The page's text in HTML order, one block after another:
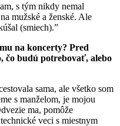
s tým nikdy nemal
mužské a ženské. Ale
(smiech).”
na koncerty? Pred
čo budú potrebovať, alebo
sama, ale všetko som
s manželom, je mojou
ma, pomôže
veci s miestnym